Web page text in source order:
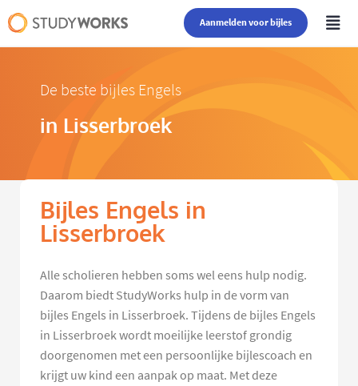
Aanmelden voor bijles
De beste bijles Engels
in Lisserbroek
Bijles Engels in
Lisserbroek
Alle scholieren hebben soms wel eens hulp nodig.
Daarom biedt StudyWorks hulp in de vorm van
bijles Engels in Lisserbroek. Tijdens de bijles Engels
in Lisserbroek wordt moeilijke leerstof grondig
doorgenomen met een persoonlijke bijlescoach en
krijgt uw kind een aanpak op maat. Met deze